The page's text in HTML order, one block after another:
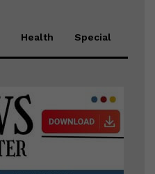
Health Special